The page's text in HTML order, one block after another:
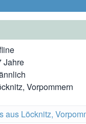
Jahre
Vorpommern
aus Löcknitz,